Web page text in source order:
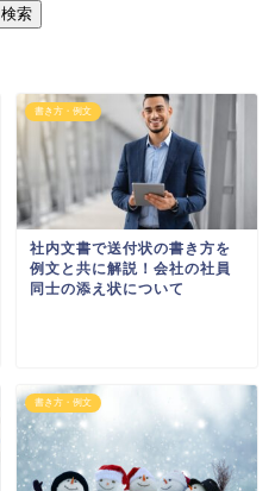
検索
書き方・例文
社内文書で送付状の書き方を
例文と共に解説！会社の社員
同士の添え状について
書き方・例文